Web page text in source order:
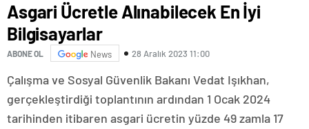
Asgari Ücretle Alınabilecek En İyi
Bilgisayarlar
ABONE OL News 28 Aralık 2023 11:00
Çalışma ve Sosyal Güvenlik Bakanı Vedat Işıkhan,
gerçekleştirdiği toplantının ardından 1 Ocak 2024
tarihinden itibaren asgari ücretin yüzde 49 zamla 17